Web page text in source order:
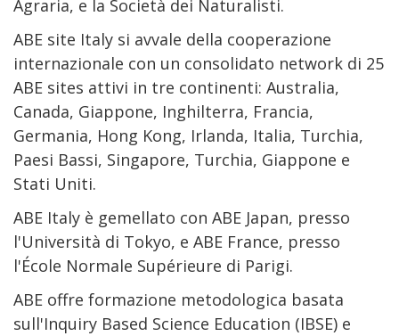
Agraria, e la Società dei Naturalisti.
ABE site Italy si avvale della cooperazione
internazionale con un consolidato network di 25
ABE sites attivi in tre continenti: Australia,
Canada, Giappone, Inghilterra, Francia,
Germania, Hong Kong, Irlanda, Italia, Turchia,
Paesi Bassi, Singapore, Turchia, Giappone e
Stati Uniti.
ABE Italy è gemellato con ABE Japan, presso
l'Università di Tokyo, e ABE France, presso
l'École Normale Supérieure di Parigi.
ABE offre formazione metodologica basata
sull'Inquiry Based Science Education (IBSE) e